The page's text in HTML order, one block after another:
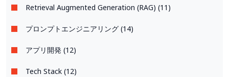
Retrieval Augmented Generation (RAG) (11)
プロンプトエンジニアリング (14)
アプリ開発 (12)
Tech Stack (12)